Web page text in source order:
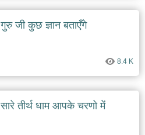
गुरु जी कुछ ज्ञान बताएँगे
8.4 K
सारे तीर्थ धाम आपके चरणो में